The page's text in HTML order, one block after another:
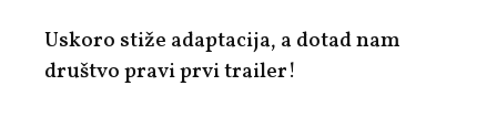
Uskoro stiže adaptacija, a dotad nam
društvo pravi prvi trailer!